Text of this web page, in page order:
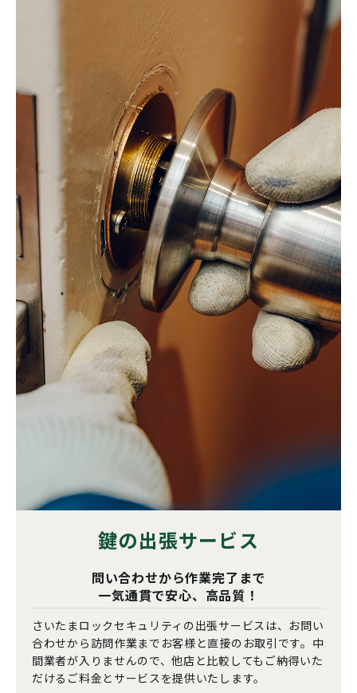
鍵の出張サービス
問い合わせから作業完了まで
一気通貫で安心、高品質！
さいたまロックセキュリティの出張サービスは、お問い
合わせから訪問作業までお客様と直接のお取引です。中
間業者が入りませんので、他店と比較してもご納得いた
だけるご料金とサービスを提供いたします。